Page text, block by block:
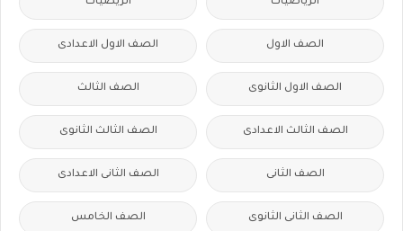
الصف الاول الصف الاول الاعدادى
الصف الاول الثانوى الصف الثالث
الصف الثالث الاعدادى الصف الثالث الثانوى
الصف الثانى الصف الثانى الاعدادى
الصف الثانى الثانوى الصف الخامس